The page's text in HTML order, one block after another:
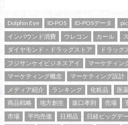
Dolphin Eye ID-POS ID-POSデータ
インバウンド消費
ウレコン カール
ダイヤモンド・ドラッグストア
ドラッグ
フジサンケイビジネスアイ
マーケティン
マーケティング概念
マーケティング設計
メディア紹介
ランキング 化粧品 医
商品戦略
地方創生 坂口孝則 売場
市場
平均売価 日用品 日経ビッグデ